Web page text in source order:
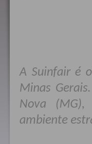
A Suinfair é
Minas
Nova
ambiente